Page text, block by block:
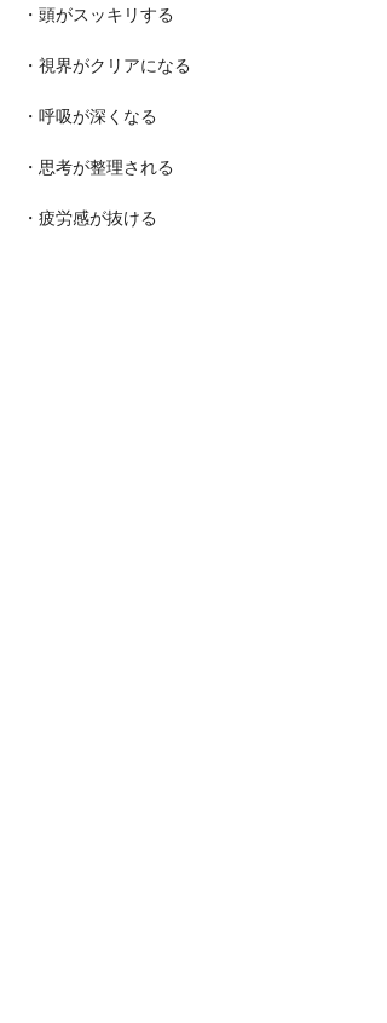
・頭がスッキリする
・視界がクリアになる
・呼吸が深くなる
・思考が整理される
・疲労感が抜ける